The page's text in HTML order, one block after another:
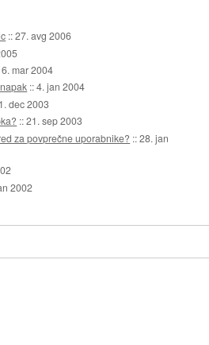
::27. avg 2006
mar 2004
::4. jan 2004
dec 2003
::21. sep 2003
za povprečne uporabnike? ::28. jan
2002